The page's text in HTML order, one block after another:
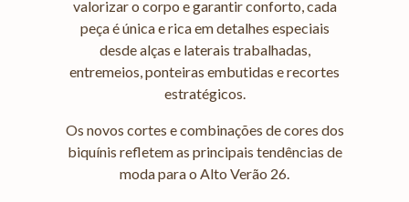
valorizar o corpo e garantir conforto, cada
peça é única e rica em detalhes especiais
desde alças e laterais trabalhadas,
entremeios, ponteiras embutidas e recortes
estratégicos.
Os novos cortes e combinações de cores dos
biquínis refletem as principais tendências de
moda para o Alto Verão 26.